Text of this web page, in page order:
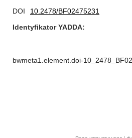
DOI
10.2478/BF02475231
Identyfikator YADDA
bwmeta1.element.doi-